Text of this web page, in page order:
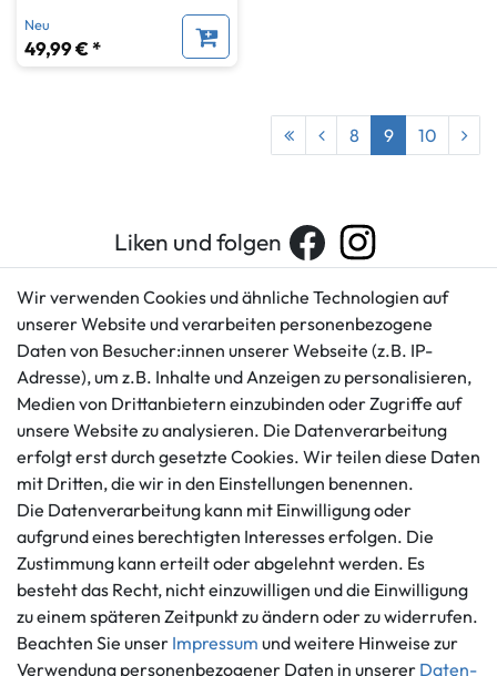
Neu
49,99 € *
8 9 10
Liken und folgen
Kundenservice
+49 421 596586
Mo. - Fr. 9 - 16 Uhr
info@gameworld.de
Kontaktformular
Rechtliches
AGB
Impressum
Datenschutzerklärung
Barrierefreiheitserklärung
Widerrufs­recht
Vertrag widerrufen
Informationen
Ankauf
Über uns
Häufig gestellte Fragen
Zahlungsmöglichkeiten
Wir verwenden Cookies und ähnliche Technologien auf
unserer Website und verarbeiten personenbezogene
Daten von Besucher:innen unserer Webseite (z.B. IP-
Adresse), um z.B. Inhalte und Anzeigen zu personalisieren,
Medien von Drittanbietern einzubinden oder Zugriffe auf
unsere Website zu analysieren. Die Datenverarbeitung
erfolgt erst durch gesetzte Cookies. Wir teilen diese Daten
mit Dritten, die wir in den Einstellungen benennen.
Die Datenverarbeitung kann mit Einwilligung oder
aufgrund eines berechtigten Interesses erfolgen. Die
Zustimmung kann erteilt oder abgelehnt werden. Es
besteht das Recht, nicht einzuwilligen und die Einwilligung
zu einem späteren Zeitpunkt zu ändern oder zu widerrufen.
Beachten Sie unser Impressum und weitere Hinweise zur
Verwendung personenbezogener Daten in unserer Daten­